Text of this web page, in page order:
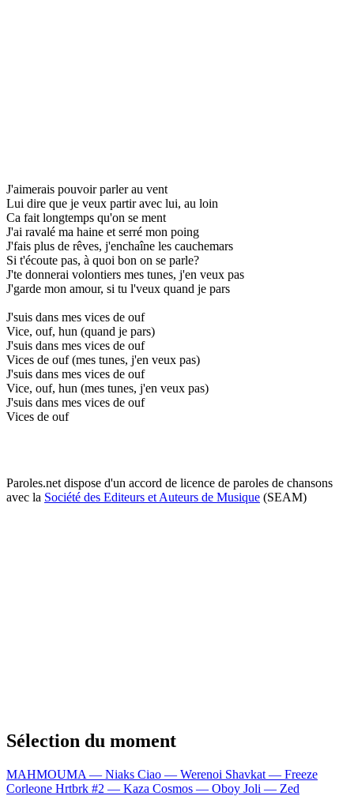
J'aimerais pouvoir parler au vent
Lui dire que je veux partir avec lui, au loin
Ca fait longtemps qu'on se ment
J'ai ravalé ma haine et serré mon poing
J'fais plus de rêves, j'enchaîne les cauchemars
Si t'écoute pas, à quoi bon on se parle?
J'te donnerai volontiers mes tunes, j'en veux pas
J'garde mon amour, si tu l'veux quand je pars
J'suis dans mes vices de ouf
Vice, ouf, hun (quand je pars)
J'suis dans mes vices de ouf
Vices de ouf (mes tunes, j'en veux pas)
J'suis dans mes vices de ouf
Vice, ouf, hun (mes tunes, j'en veux pas)
J'suis dans mes vices de ouf
Vices de ouf
Paroles.net dispose d'un accord de licence de paroles de chansons
avec la Société des Editeurs et Auteurs de Musique (SEAM)
Sélection du moment
MAHMOUMA — Niaks Ciao — Werenoi Shavkat — Freeze
Corleone Hrtbrk #2 — Kaza Cosmos — Oboy Joli — Zed